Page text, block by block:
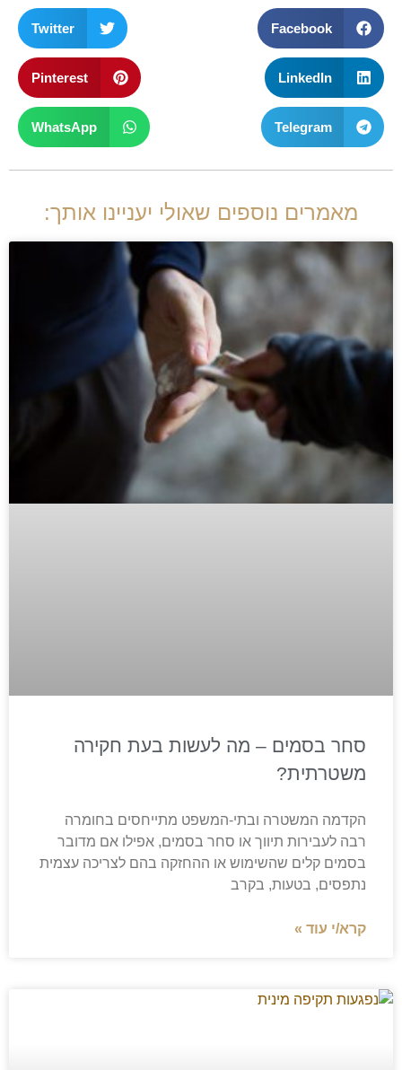
Facebook
Twitter
LinkedIn
Pinterest
Telegram
WhatsApp
מאמרים נוספים שאולי יעניינו אותך:
סחר בסמים – מה לעשות בעת חקירה
משטרתית?
הקדמה המשטרה ובתי-המשפט מתייחסים בחומרה
רבה לעבירות תיווך או סחר בסמים, אפילו אם מדובר
בסמים קלים שהשימוש או ההחזקה בהם לצריכה עצמית
נתפסים, בטעות, בקרב
קרא/י עוד »